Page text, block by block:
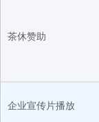
茶休赞助
企业宣传片播放